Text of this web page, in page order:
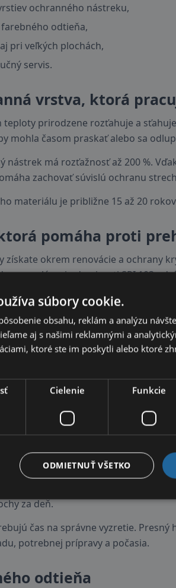
ochranného nástreku,
odtieňa,
pri veľkých plochách,
servis.
vrstva, ktorá
teploty prirodzene rozťahuje a
mohla časom praskať alebo sa
nástrek má rozťažnosť až 200 %.
zachovať súvislú ochranu
materiálu je približne 15 až 20
pomáha proti
získate okrem renovácie a ochrany
solárnej odrazivosti SRI 103
Tmavý povrch strechy absorbuje
Biela reflexná farba významnú
zbytočne neprehrieva.
veľmi vysokú schopnosť
má hodnotu 100. Výsledkom je
leta. Menšie teplotné výkyvy
aj pri veľkých
je vhodná aj pre rozsiahle strechy
dokáže trojica pracovníkov
za deň.
čas na správne vyzretie.
potrebnej prípravy a počasia.
odtieňa
súbory cookie.
obsahu, reklám a analýzu
aj s našimi reklamnými a
ktoré ste im poskytli alebo ktoré
Cielenie Funkcie
ODMIETNUŤ VŠETKO